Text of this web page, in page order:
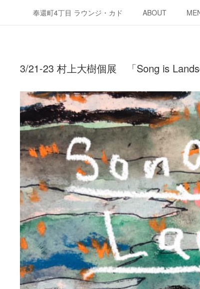
奉還町4丁目 ラウンジ・カド ABOUT
3/21-23 村上大樹個展 「Song is